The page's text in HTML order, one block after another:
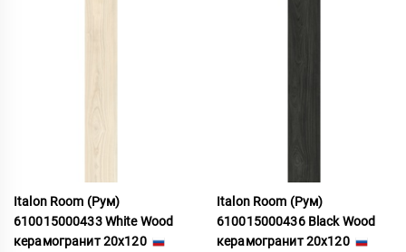
Italon Room (Рум)
610015000433 White Wood
керамогранит 20x120
Italon Room (Рум)
610015000436 Black Wood
керамогранит 20x120